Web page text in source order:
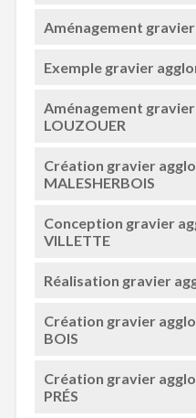
Aménagement gravier
Exemple gravier
Aménagement
LOUZOUER
Création gravier
MALESHERBOIS
Conception gravier
VILLETTE
Réalisation gravier
Création gravier
BOIS
Création gravier
PRÉS